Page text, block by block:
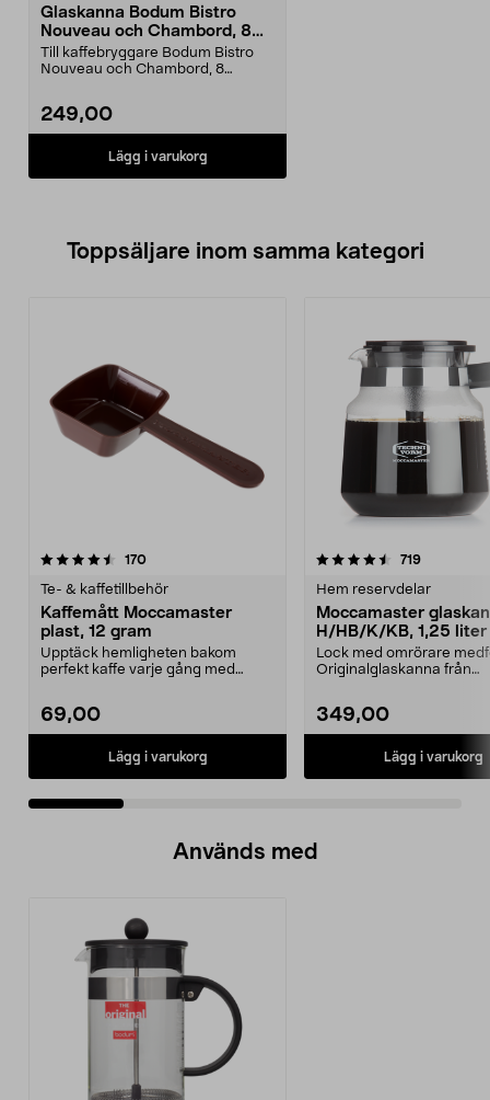
Glaskanna Bodum Bistro
Nouveau och Chambord, 8
koppar
Till kaffebryggare Bodum Bistro
Nouveau och Chambord, 8
249,00
Lägg i varukorg
Toppsäljare inom samma kategori
170recensioner
Te- & kaffetillbehör
Kaffemått Moccamaster
plast, 12 gram
Upptäck hemligheten bakom
perfekt kaffe varje gång med
69,00
Lägg i varukorg
4.5 av 5 stjärnor 719
Hem reservdelar
Moccamaster
H/HB/K/KB, 1,25 liter
Lock med omrörare
Originalglaskanna från
349,00
Lägg i varukorg
4.5 av 5 stjärnor
Används med